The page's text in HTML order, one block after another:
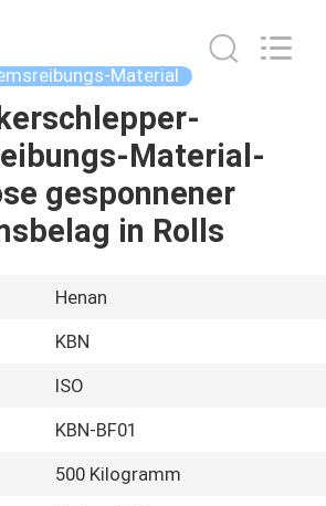
Material
Material-
gesponnener
in Rolls
Henan
KBN
ISO
KBN-BF01
500 Kilogramm